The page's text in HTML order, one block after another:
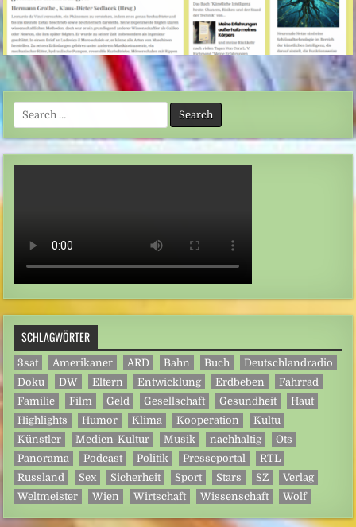
Search
for:
SCHLAGWÖRTER
3sat Amerikaner ARD Bahn Buch
Deutschlandradio
Doku
DW Eltern Entwicklung Erdbeben
Fahrrad
Familie
Film Geld Gesellschaft Gesundheit
Haut
Highlights
Humor Klima Kooperation
Kultu
Künstler
Medien-Kultur Musik nachhaltig
Ots
Panorama
Podcast Politik Presseportal
RTL
Russland
Sex Sicherheit Sport Stars SZ
Verlag
Weltmeister
Wien Wirtschaft Wissenschaft Wolf